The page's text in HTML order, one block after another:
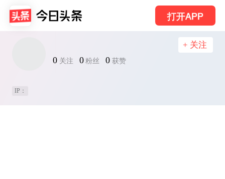
打开APP
0 关注 0 粉丝 0 获赞
+ 关注
IP：